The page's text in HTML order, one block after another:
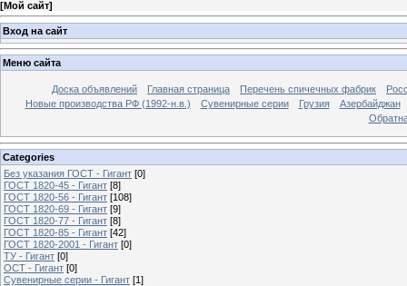
[Мой сайт]
Вход на сайт
Меню сайта
Доска объявлений Главная страница Перечень спичечных фабрик
Новые производства РФ (1992-н.в.)
Сувенирные серии Грузия
Азербайджан
Categories
Без указания ГОСТ - Гигант [0]
ГОСТ 1820-45 - Гигант [8]
ГОСТ 1820-56 - Гигант [108]
ГОСТ 1820-69 - Гигант [9]
ГОСТ 1820-77 - Гигант [8]
ГОСТ 1820-85 - Гигант [42]
ГОСТ 1820-2001 - Гигант [0]
ТУ - Гигант [0]
ОСТ - Гигант [0]
Сувенирные серии - Гигант [1]